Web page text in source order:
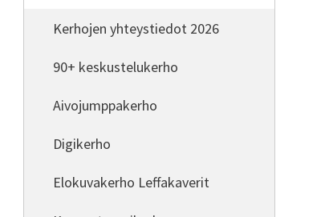
Kerhojen yhteystiedot 2026
90+ keskustelukerho
Aivojumppakerho
Digikerho
Elokuvakerho Leffakaverit